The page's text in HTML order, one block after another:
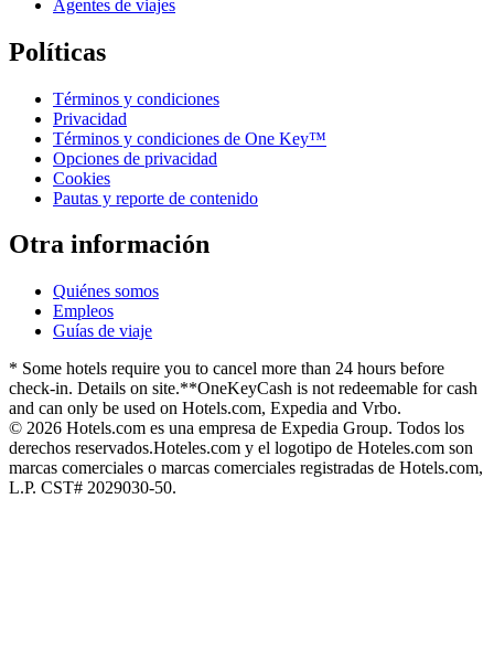
Agentes de viajes
Políticas
Términos y condiciones
Privacidad
Términos y condiciones de One Key™
Opciones de privacidad
Cookies
Pautas y reporte de contenido
Otra información
Quiénes somos
Empleos
Guías de viaje
* Some hotels require you to cancel more than 24 hours before
check-in. Details on site.**OneKeyCash is not redeemable for cash
and can only be used on Hotels.com, Expedia and Vrbo.
© 2026 Hotels.com es una empresa de Expedia Group. Todos los
derechos reservados.Hoteles.com y el logotipo de Hoteles.com son
marcas comerciales o marcas comerciales registradas de Hotels.com,
L.P. CST# 2029030-50.